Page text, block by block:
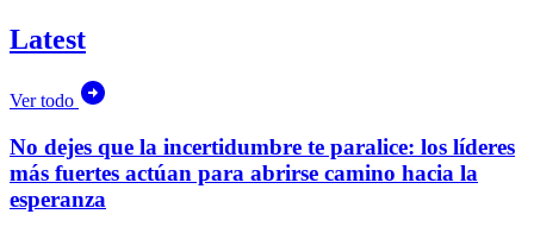
Latest
Ver todo
No dejes que la incertidumbre te paralice: los líderes
más fuertes actúan para abrirse camino hacia la
esperanza